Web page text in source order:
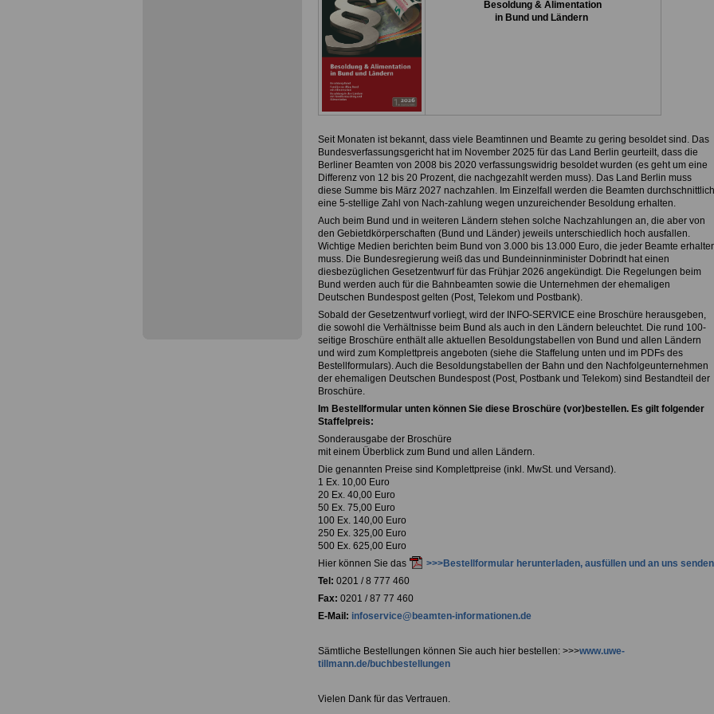
Besoldung & Alimentation
in Bund und Ländern
Seit Monaten ist bekannt, dass viele Beamtinnen und Beamte zu gering besoldet sind. Das
Bundesverfassungsgericht hat im November 2025 für das Land Berlin geurteilt, dass die
Berliner Beamten von 2008 bis 2020 verfassungswidrig besoldet wurden (es geht um eine
Differenz von 12 bis 20 Prozent, die nachgezahlt werden muss). Das Land Berlin muss
diese Summe bis März 2027 nachzahlen. Im Einzelfall werden die Beamten durchschnittlich
eine 5-stellige Zahl von Nach-zahlung wegen unzureichender Besoldung erhalten.
Auch beim Bund und in weiteren Ländern stehen solche Nachzahlungen an, die aber von
den Gebietdkörperschaften (Bund und Länder) jeweils unterschiedlich hoch ausfallen.
Wichtige Medien berichten beim Bund von 3.000 bis 13.000 Euro, die jeder Beamte
muss. Die Bundesregierung weiß das und Bundeinninminister Dobrindt hat einen
diesbezüglichen Gesetzentwurf für das Frühjar 2026 angekündigt. Die Regelungen beim
Bund werden auch für die Bahnbeamten sowie die Unternehmen der ehemaligen
Deutschen Bundespost gelten (Post, Telekom und Postbank).
Sobald der Gesetzentwurf vorliegt, wird der INFO-SERVICE eine Broschüre herausgeben,
die sowohl die Verhältnisse beim Bund als auch in den Ländern beleuchtet. Die rund 100-
seitige Broschüre enthält alle aktuellen Besoldungstabellen von Bund und allen Ländern
und wird zum Komplettpreis angeboten (siehe die Staffelung unten und im PDFs des
Bestellformulars). Auch die Besoldungstabellen der Bahn und den Nachfolgeunternehmen
der ehemaligen Deutschen Bundespost (Post, Postbank und Telekom) sind Bestandteil der
Broschüre.
Im Bestellformular unten können Sie diese Broschüre (vor)bestellen. Es gilt folgender
Staffelpreis:
Sonderausgabe der Broschüre
mit einem Überblick zum Bund und allen Ländern.
Die genannten Preise sind Komplettpreise (inkl. MwSt. und Versand).
1 Ex. 10,00 Euro
20 Ex. 40,00 Euro
50 Ex. 75,00 Euro
100 Ex. 140,00 Euro
250 Ex. 325,00 Euro
500 Ex. 625,00 Euro
Hier können Sie das
>>>Bestellformular herunterladen, ausfüllen und an uns senden
Tel: 0201 / 8 777 460
Fax: 0201 / 87 77 460
E-Mail: infoservice@beamten-informationen.de
Sämtliche Bestellungen können Sie auch hier bestellen: >>>www.uwe-
tillmann.de/buchbestellungen
Vielen Dank für das Vertrauen.